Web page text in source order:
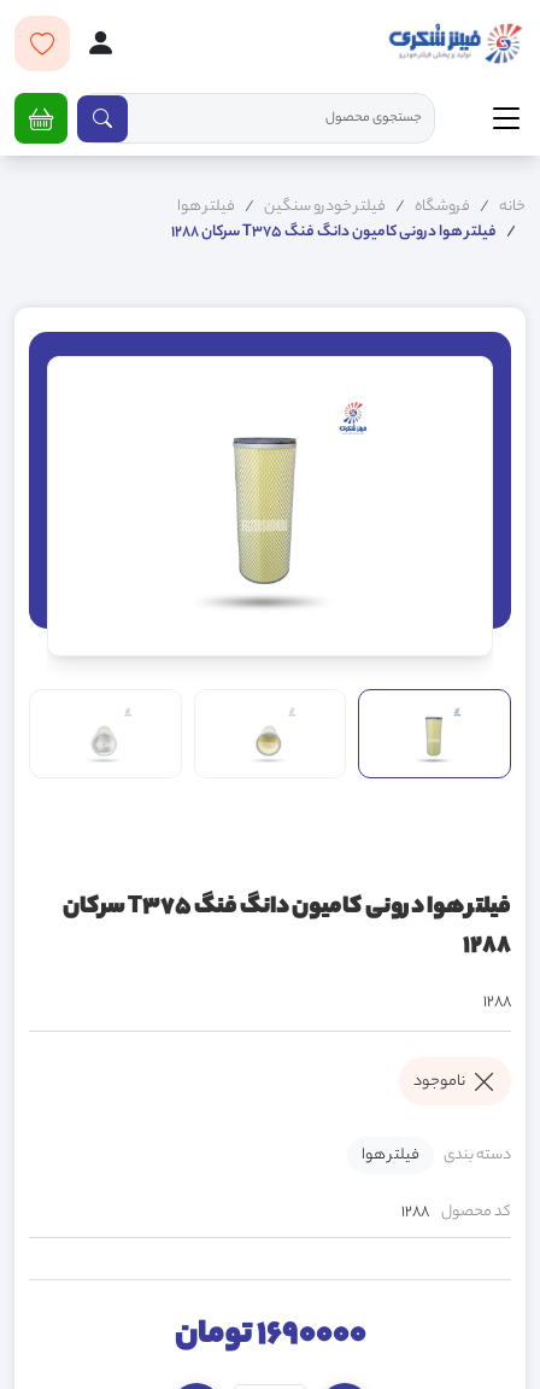
خانه فروشگاه فیلتر خودرو سنگین
فیلتر هوا
فیلتر هوا درونی کامیون دانگ فنگ T375 سرکان 1288
فیلتر هوا درونی کامیون دانگ فنگ T375 سرکان
1288
1288
ناموجود
دسته بندی فیلتر هوا
کد محصول 1288
1690000 تومان